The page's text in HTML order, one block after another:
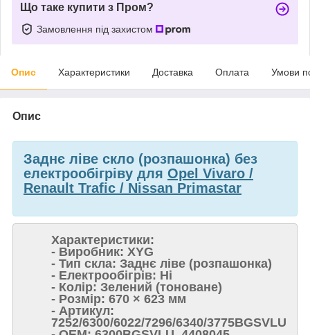
Що таке купити з Пром?
Замовлення під захистом
Опис Характеристики Доставка Оплата Умови
Опис
Заднє ліве скло (розпашонка) без
електрообігріву для Opel Vivaro /
Renault Trafic / Nissan Primastar
Характеристики:
- Виробник: XYG
- Тип скла: Заднє ліве (розпашонка)
- Електрообігрів: Ні
- Колір: Зелений (тоноване)
- Розмір: 670 × 623 мм
- Артикул:
7252/6300/6022/7296/6340/3775BGSVLU